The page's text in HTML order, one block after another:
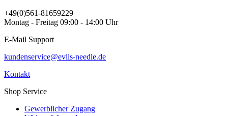
+49(0)561-81659229
Montag - Freitag 09:00 - 14:00 Uhr
E-Mail Support
kundenservice@evlis-needle.de
Kontakt
Shop Service
Gewerblicher Zugang